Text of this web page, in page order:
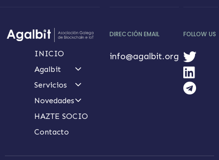
INICIO
Agalbit
Servicios
Novedades
HAZTE SOCIO
Contacto
DIRECCIÓN EMAIL
info@agalbit.org
FOLLOW US